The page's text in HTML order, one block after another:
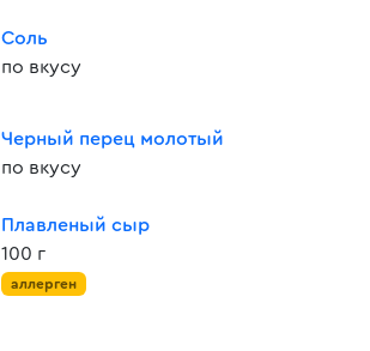
Соль
по вкусу
Черный перец молотый
по вкусу
Плавленый сыр
100 г
аллерген